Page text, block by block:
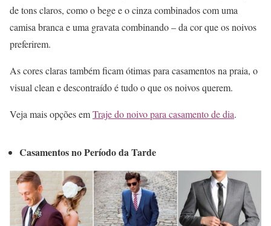
de tons claros, como o bege e o cinza combinados com uma
camisa branca e uma gravata combinando – da cor que os noivos
preferirem.
As cores claras também ficam ótimas para casamentos na praia, o
visual clean e descontraído é tudo o que os noivos querem.
Veja mais opções emTraje do noivo para casamento de dia.
Casamentos no Período da Tarde